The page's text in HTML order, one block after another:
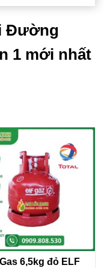
Đường
1 mới nhất
đỏ ELF